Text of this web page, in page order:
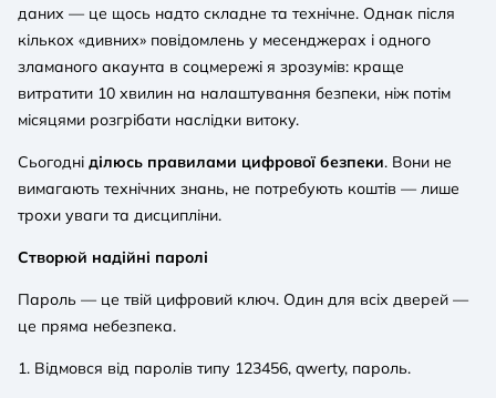
даних — це щось надто складне та технічне. Однак після
кількох «дивних» повідомлень у месенджерах і одного
зламаного акаунта в соцмережі я зрозумів: краще
витратити 10 хвилин на налаштування безпеки, ніж потім
місяцями розгрібати наслідки витоку.
Сьогодні ділюсь правилами цифрової безпеки. Вони не
вимагають технічних знань, не потребують коштів — лише
трохи уваги та дисципліни.
Створюй надійні паролі
Пароль — це твій цифровий ключ. Один для всіх дверей —
це пряма небезпека.
1. Відмовся від паролів типу 123456, qwerty, пароль.